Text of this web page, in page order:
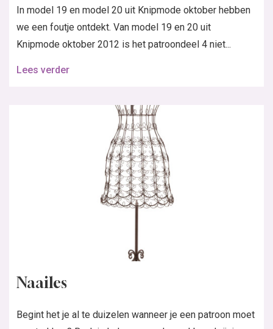
In model 19 en model 20 uit Knipmode oktober hebben
we een foutje ontdekt. Van model 19 en 20 uit
Knipmode oktober 2012 is het patroondeel 4 niet...
Lees verder
Naailes
Begint het je al te duizelen wanneer je een patroon moet